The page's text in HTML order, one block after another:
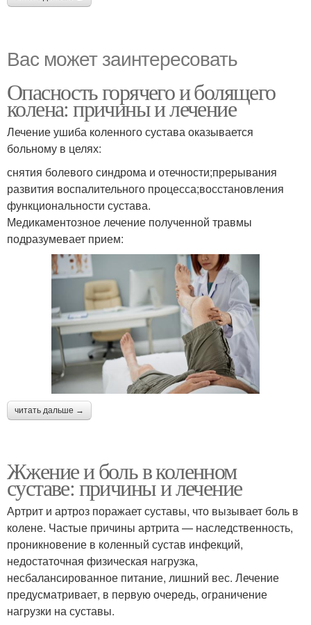
Вас может заинтересовать
Опасность горячего и болящего
колена: причины и лечение
Лечение ушиба коленного сустава оказывается
больному в целях:
снятия болевого синдрома и отечности;прерывания
развития воспалительного процесса;восстановления
функциональности сустава.
Медикаментозное лечение полученной травмы
подразумевает прием:
читать дальше →
Жжение и боль в коленном
суставе: причины и лечение
Артрит и артроз поражает суставы, что вызывает боль в
колене. Частые причины артрита — наследственность,
проникновение в коленный сустав инфекций,
недостаточная физическая нагрузка,
несбалансированное питание, лишний вес. Лечение
предусматривает, в первую очередь, ограничение
нагрузки на суставы.